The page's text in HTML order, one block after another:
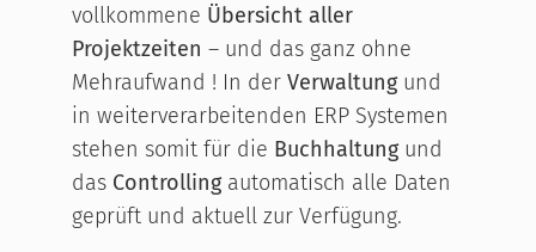
vollkommene Übersicht aller
Projektzeiten – und das ganz ohne
Mehraufwand ! In der Verwaltung und
in weiterverarbeitenden ERP Systemen
stehen somit für die Buchhaltung und
das Controllingautomatisch alle Daten
geprüft und aktuell zur Verfügung.